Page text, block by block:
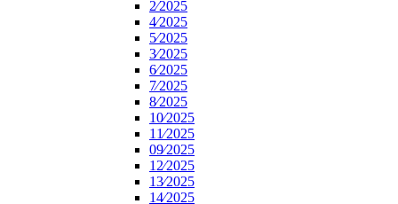
2⁄2025
4⁄2025
5⁄2025
3⁄2025
6⁄2025
7⁄2025
8⁄2025
10⁄2025
11⁄2025
09⁄2025
12⁄2025
13⁄2025
14⁄2025